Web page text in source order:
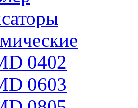
0402
0603